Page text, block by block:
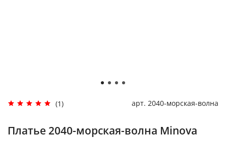
(1) арт. 2040-морская-волна
Платье 2040-морская-волна Minova